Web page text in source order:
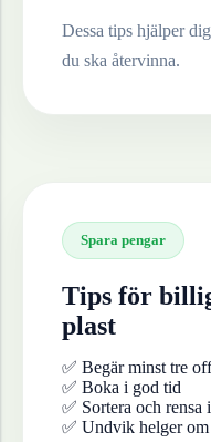
Dessa tips hjälper
du ska återvinna.
Spara pengar
Tips för
plast
✅ Begär minst tre
✅ Boka i god tid
✅ Sortera och
✅ Undvik helger